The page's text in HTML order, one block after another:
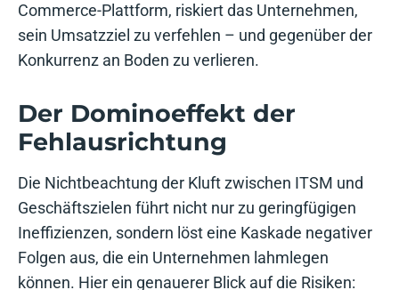
Commerce-Plattform, riskiert das Unternehmen,
sein Umsatzziel zu verfehlen – und gegenüber der
Konkurrenz an Boden zu verlieren.
Der Dominoeffekt der
Fehlausrichtung
Die Nichtbeachtung der Kluft zwischen ITSM und
Geschäftszielen führt nicht nur zu geringfügigen
Ineffizienzen, sondern löst eine Kaskade negativer
Folgen aus, die ein Unternehmen lahmlegen
können. Hier ein genauerer Blick auf die Risiken: